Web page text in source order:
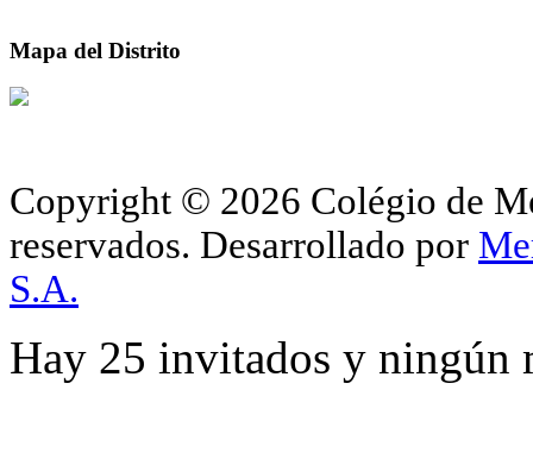
Mapa del Distrito
Copyright © 2026 Colégio de
reservados. Desarrollado por
S.A.
Hay 25 invitados y ningún